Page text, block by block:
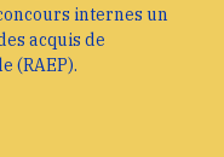
internes un
acquis de
(RAEP).